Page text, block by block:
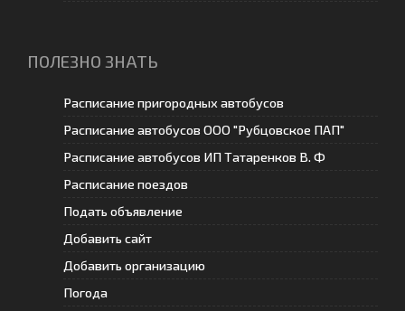
ПОЛЕЗНО ЗНАТЬ
Расписание пригородных автобусов
Расписание автобусов ООО "Рубцовское ПАП"
Расписание автобусов ИП Татаренков В. Ф
Расписание поездов
Подать объявление
Добавить сайт
Добавить организацию
Погода